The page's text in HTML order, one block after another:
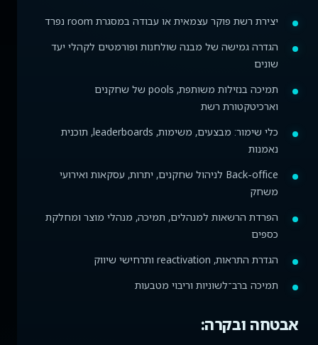
יצירת רשת פוקר עצמאית או עבודה במסגרת room נפרד
הגדרה גמישה של מבנה שולחנות ופורמטים לקהלי יעד
שונים
תמיכה בנזילות משותפת, pools של שחקנים
וארכיטקטורת רשת
כלי שימור: מבצעים, משימות, leaderboards, תוכנית
נאמנות
Back-office לניהול שחקנים, יתרות, עסקאות ואירועי
משחק
הפרדת הרשאות למנהלים, תמיכה, מנהלי מוצר ומחלקת
כספים
הגדרת התראות, reactivation ותרחישי שיווק
תמיכה ברב־לשוניות וריבוי מטבעות
אבטחה ובקרה: